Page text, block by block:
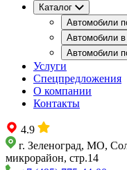
Каталог
Автомобили
Автомобили
Автомобили
Услуги
Спецпредложения
О компании
Контакты
4.9
г. Зеленоград, МО,
микрорайон, стр.14